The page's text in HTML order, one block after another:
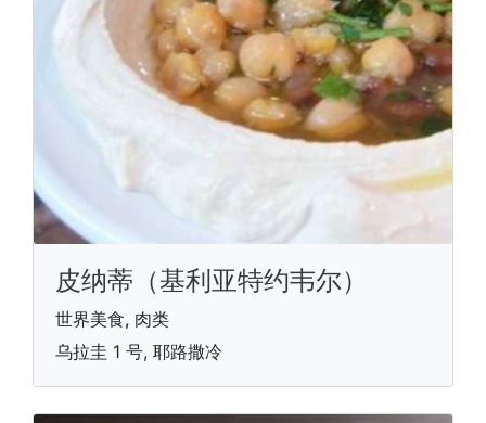
皮纳蒂（基利亚特约韦尔）
世界美食, 肉类
乌拉圭 1 号, 耶路撒冷